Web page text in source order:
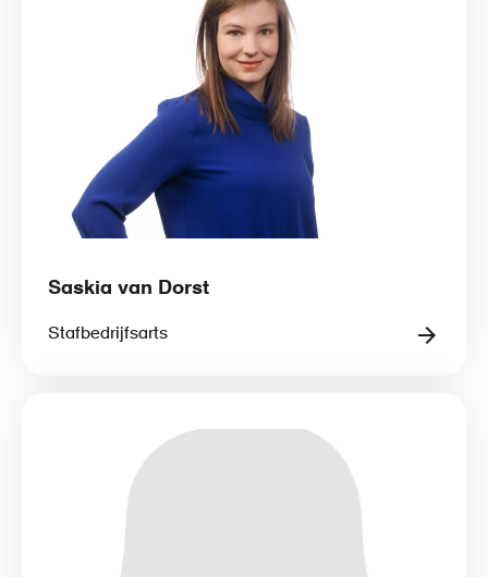
Saskia van Dorst
Stafbedrijfsarts